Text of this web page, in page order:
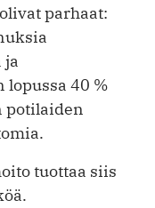
parhaat:
ja
40 %
­potilaiden
tuottaa siis